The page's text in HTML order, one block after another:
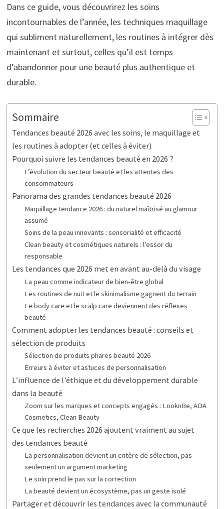
Dans ce guide, vous découvrirez les soins
incontournables de l’année, les techniques maquillage
qui subliment naturellement, les routines à intégrer dès
maintenant et surtout, celles qu’il est temps
d’abandonner pour une beauté plus authentique et
durable.
Sommaire
Tendances beauté 2026 avec les soins, le maquillage et
les routines à adopter (et celles à éviter)
Pourquoi suivre les tendances beauté en 2026 ?
L’évolution du secteur beauté et les attentes des
consommateurs
Panorama des grandes tendances beauté 2026
Maquillage tendance 2026 : du naturel maîtrisé au glamour
assumé
Soins de la peau innovants : sensorialité et efficacité
Clean beauty et cosmétiques naturels : l’essor du
responsable
Les tendances que 2026 met en avant au-delà du visage
La peau comme indicateur de bien-être global
Les routines de nuit et le skinimalisme gagnent du terrain
Le body care et le scalp care deviennent des réflexes
beauté
Comment adopter les tendances beauté : conseils et
sélection de produits
Sélection de produits phares beauté 2026
Erreurs à éviter et astuces de personnalisation
L’influence de l’éthique et du développement durable
dans la beauté
Zoom sur les marques et concepts engagés : LooknBe, ADA
Cosmetics, Clean Beauty
Ce que les recherches 2026 ajoutent vraiment au sujet
des tendances beauté
La personnalisation devient un critère de sélection, pas
seulement un argument marketing
Le soin prend le pas sur la correction
La beauté devient un écosystème, pas un geste isolé
Partager et découvrir les tendances avec la communauté